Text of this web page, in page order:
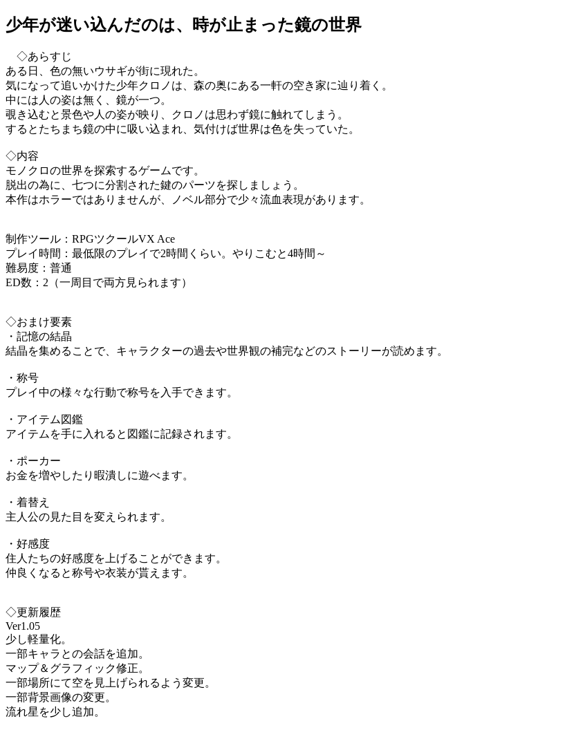
少年が迷い込んだのは、時が止まった鏡の世界
◇あらすじ
ある日、色の無いウサギが街に現れた。
気になって追いかけた少年クロノは、森の奥にある一軒の空き家に辿り着く。
中には人の姿は無く、鏡が一つ。
覗き込むと景色や人の姿が映り、クロノは思わず鏡に触れてしまう。
するとたちまち鏡の中に吸い込まれ、気付けば世界は色を失っていた。
◇内容
モノクロの世界を探索するゲームです。
脱出の為に、七つに分割された鍵のパーツを探しましょう。
本作はホラーではありませんが、ノベル部分で少々流血表現があります。
制作ツール：RPGツクールVX Ace
プレイ時間：最低限のプレイで2時間くらい。やりこむと4時間～
難易度：普通
ED数：2（一周目で両方見られます）
◇おまけ要素
・記憶の結晶
結晶を集めることで、キャラクターの過去や世界観の補完などのストーリーが読めます。
・称号
プレイ中の様々な行動で称号を入手できます。
・アイテム図鑑
アイテムを手に入れると図鑑に記録されます。
・ポーカー
お金を増やしたり暇潰しに遊べます。
・着替え
主人公の見た目を変えられます。
・好感度
住人たちの好感度を上げることができます。
仲良くなると称号や衣装が貰えます。
◇更新履歴
Ver1.05
少し軽量化。
一部キャラとの会話を追加。
マップ＆グラフィック修正。
一部場所にて空を見上げられるよう変更。
一部背景画像の変更。
流れ星を少し追加。